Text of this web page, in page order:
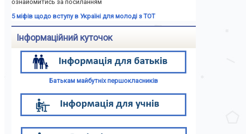
ознайомитись за посиланням
5 міфів щодо вступу в Україні для молоді з ТОТ
Інформаційний куточок
Батькам майбутніх першокласників